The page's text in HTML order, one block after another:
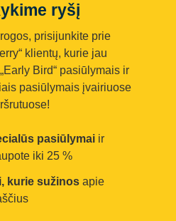
ryšį
prisijunkite prie
klientų, kurie jau
Bird“ pasiūlymais ir
pasiūlymais įvairiuose
pasiūlymai ir
iki 25 %
kurie sužinos apie